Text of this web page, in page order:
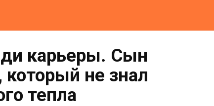
карьеры. Сын
который не знал
тепла